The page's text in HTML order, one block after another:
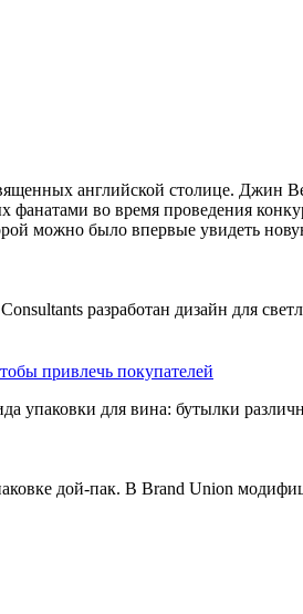
английской столице. Джин
во время проведения
можно было впервые увидеть
разработан дизайн для
привлечь покупателей
упаковки для вина: бутылки
дой-пак. В Brand Union